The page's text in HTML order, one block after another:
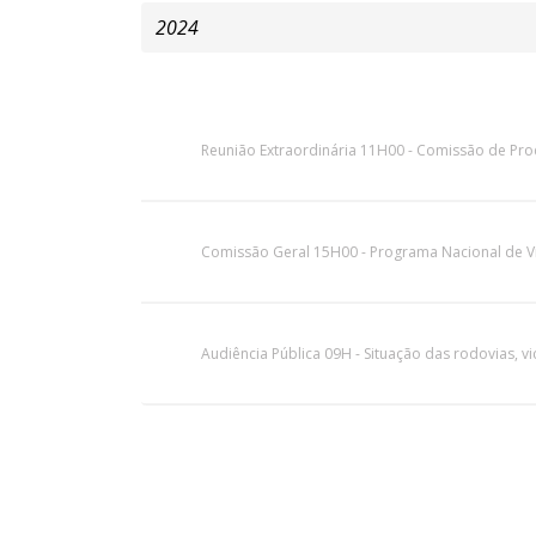
Reunião Extraordinária 11H00 - Comissão de
Comissão Geral 15H00 - Programa Nacional de
Audiência Pública 09H - Situação das rodovias,